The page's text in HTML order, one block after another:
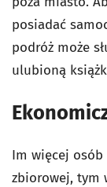
posiadać
podróż może
ulubioną
Im więcej
zbiorowej, tym